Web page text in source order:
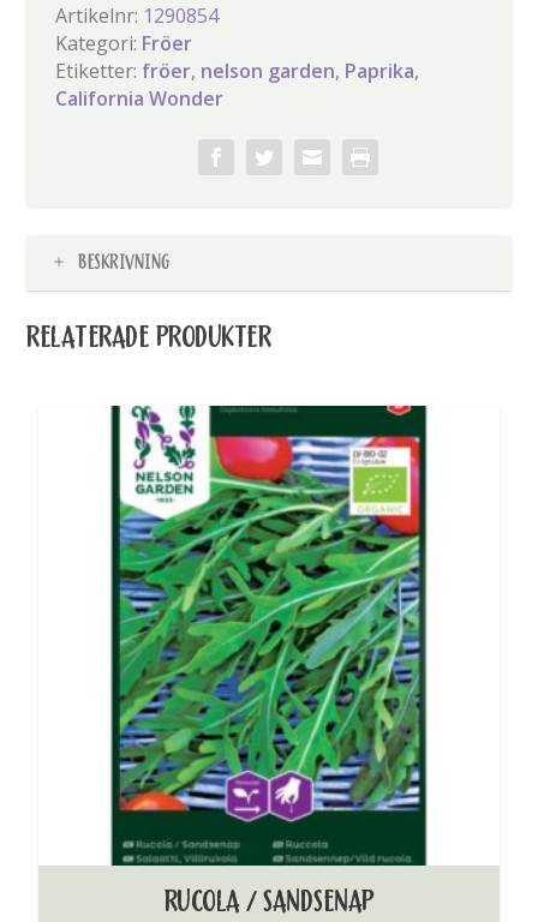
Artikelnr: 1290854
Kategori: Fröer
Etiketter: fröer, nelson garden, Paprika,
California Wonder
BESKRIVNING
RELATERADE PRODUKTER
RUCOLA / SANDSENAP